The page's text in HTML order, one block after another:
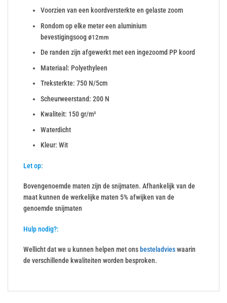
Voorzien van een koordversterkte en gelaste zoom
Rondom op elke meter een aluminium
bevestigingsoog ø12mm
De randen zijn afgewerkt met een ingezoomd PP koord
Materiaal: Polyethyleen
Treksterkte: 750 N/5cm
Scheurweerstand: 200 N
Kwaliteit: 150 gr/m²
Waterdicht
Kleur: Wit
Let op:
Bovengenoemde maten zijn de snijmaten. Afhankelijk van de
maat kunnen de werkelijke maten 5% afwijken van de
genoemde snijmaten
Hulp nodig?:
Wellicht dat we u kunnen helpen met ons besteladvieswaarin
de verschillende kwaliteiten worden besproken.